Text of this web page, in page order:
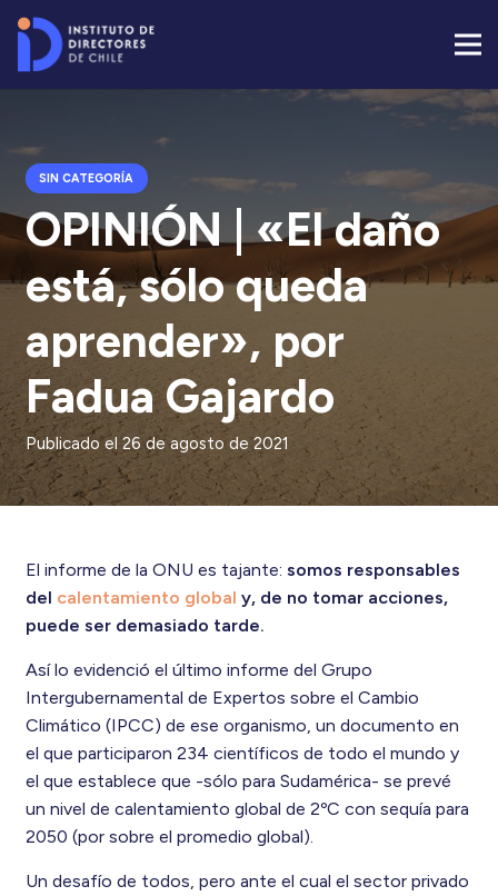
SIN CATEGORÍA
OPINIÓN | «El daño
está, sólo queda
aprender», por
Fadua Gajardo
Publicado el 26 de agosto de 2021
El informe de la ONU es tajante: somos responsables
del calentamiento global y, de no tomar acciones,
puede ser demasiado tarde.
Así lo evidenció el último informe del Grupo
Intergubernamental de Expertos sobre el Cambio
Climático (IPCC) de ese organismo, un documento en
el que participaron 234 científicos de todo el mundo y
el que establece que -sólo para Sudamérica- se prevé
un nivel de calentamiento global de 2ºC con sequía para
2050 (por sobre el promedio global).
Un desafío de todos, pero ante el cual el sector privado